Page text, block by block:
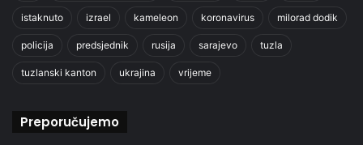
istaknuto izrael kameleon koronavirus milorad dodik
policija predsjednik rusija sarajevo tuzla
tuzlanski kanton ukrajina vrijeme
Preporučujemo